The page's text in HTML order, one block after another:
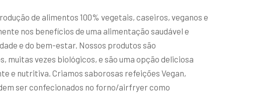
de alimentos 100% vegetais, caseiros, veganos e
nos benefícios de uma alimentação saudável e
e do bem-estar. Nossos produtos são
vezes biológicos, e são uma opção deliciosa
e nutritiva. Criamos saborosas refeições Vegan,
ser confecionados no forno/airfryer como